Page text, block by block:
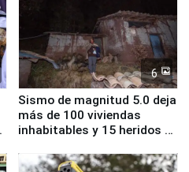
6
Sismo de magnitud 5.0 deja
más de 100 viviendas
inhabitables y 15 heridos en